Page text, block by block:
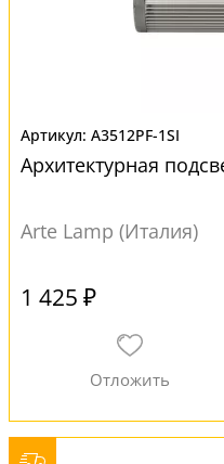
A3512PF-1SI
Архитектурная
Arte Lamp (Италия)
1 425 ₽